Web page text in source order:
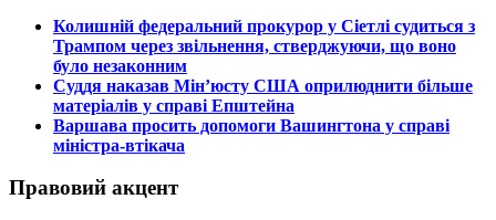
​Колишній федеральний прокурор у Сіетлі судиться з
Трампом через звільнення, стверджуючи, що воно
було незаконним
​Суддя наказав Мін’юсту США оприлюднити більше
матеріалів у справі Епштейна
​Варшава просить допомоги Вашингтона у справі
міністра-втікача
Правовий акцент